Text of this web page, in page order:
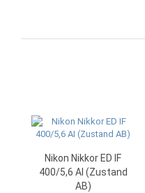
Nikon Nikkor ED IF
400/5,6 AI (Zustand
AB)